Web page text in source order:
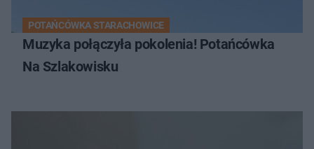
POTAŃCÓWKA STARACHOWICE
Muzyka połączyła pokolenia! Potańcówka
Na Szlakowisku